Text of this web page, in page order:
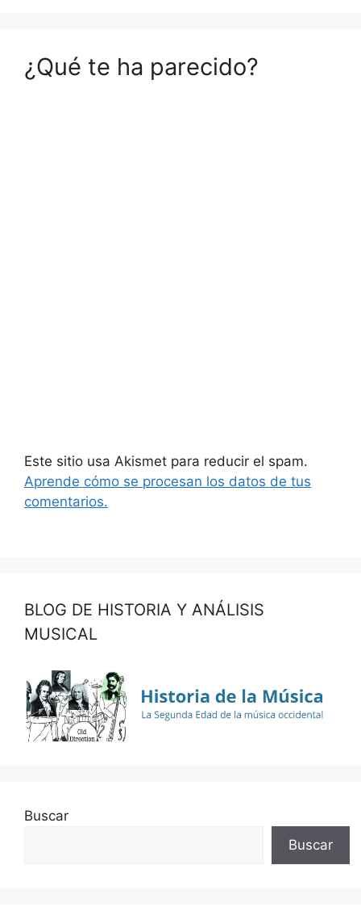
¿Qué te ha parecido?
Este sitio usa Akismet para reducir el spam.
Aprende cómo se procesan los datos de tus
comentarios.
BLOG DE HISTORIA Y ANÁLISIS
MUSICAL
Buscar
Buscar